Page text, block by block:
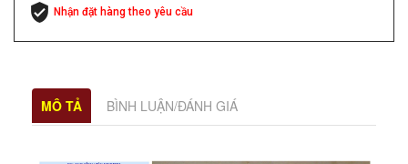
Nhận đặt hàng theo yêu cầu
MÔ TẢ BÌNH LUẬN/ĐÁNH GIÁ